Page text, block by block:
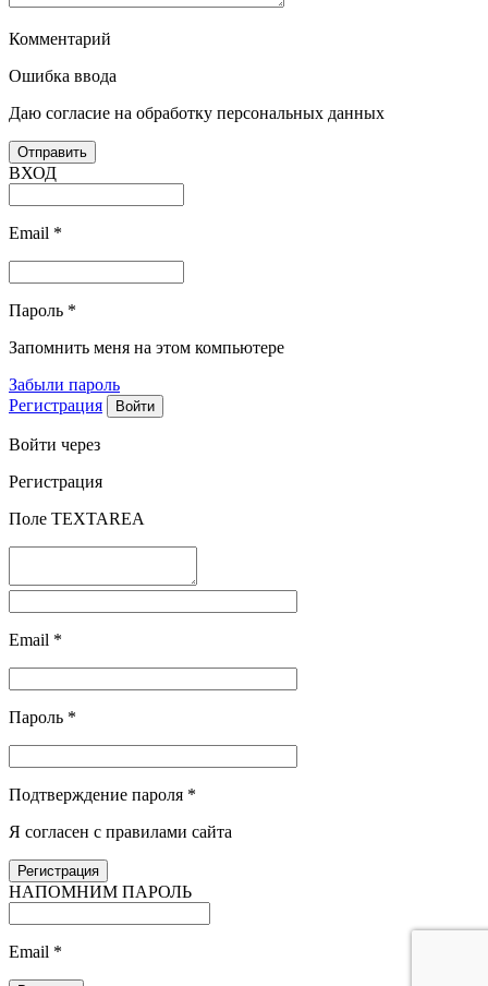
Комментарий
Ошибка ввода
Даю согласие на обработку персональных данных
ВХОД
Email *
Пароль *
Запомнить меня на этом компьютере
Забыли пароль
Регистрация
Войти через
Регистрация
Поле TEXTAREA
Email *
Пароль *
Подтверждение пароля *
Я согласен с правилами сайта
НАПОМНИМ ПАРОЛЬ
Email *